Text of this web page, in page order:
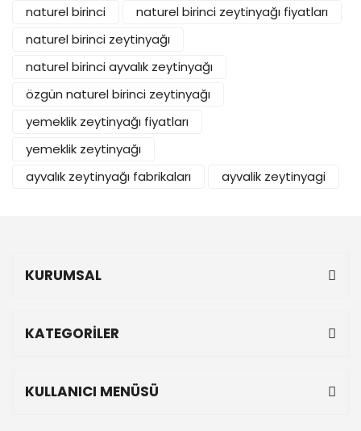
naturel birinci
naturel birinci zeytinyağı fiyatları
naturel birinci zeytinyağı
naturel birinci ayvalık zeytinyağı
özgün naturel birinci zeytinyağı
yemeklik zeytinyağı fiyatları
yemeklik zeytinyağı
ayvalık zeytinyağı fabrikaları
ayvalik zeytinyagi
KURUMSAL
KATEGORİLER
KULLANICI MENÜSÜ